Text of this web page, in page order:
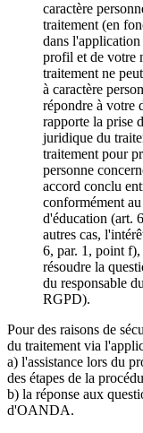
caractère
traitement (en
dans
profil et de votre
traitement ne
à caractère
répondre à votre
rapporte la prise
juridique du
traitement pour
personne
accord conclu
conformément
d'éducation (art.
autres cas,
6, par. 1, point f),
résoudre la
du responsable
RGPD).
Pour des raisons de
du traitement via
a) l'assistance lors du
des étapes de la
b) la réponse aux
d'OANDA.